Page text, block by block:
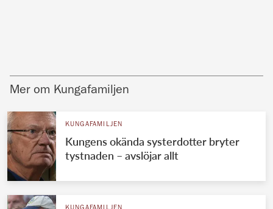
Mer om Kungafamiljen
KUNGAFAMILJEN
Kungens okända systerdotter bryter
tystnaden – avslöjar allt